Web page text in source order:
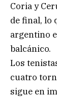
Coria y
de final, lo
argentino
balcánico.
Los
cuatro
sigue en